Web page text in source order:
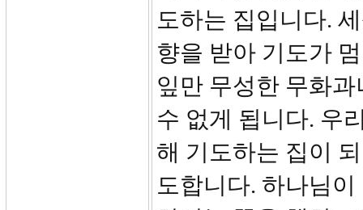
도하는 집입니다.
향을 받아 기도가
잎만 무성한 무화
수 없게 됩니다. 우
해 기도하는 집이
도합니다. 하나님